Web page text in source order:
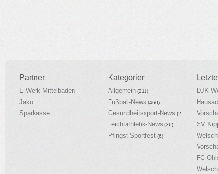
Partner
E-Werk Mittelbaden
Jako
Sparkasse
Kategorien
Allgemein (211)
Fußball-News (460)
Gesundheitssport-News (2)
Leichtathletik-News (36)
Pfingst-Sportfest (6)
DJK
SV
FC